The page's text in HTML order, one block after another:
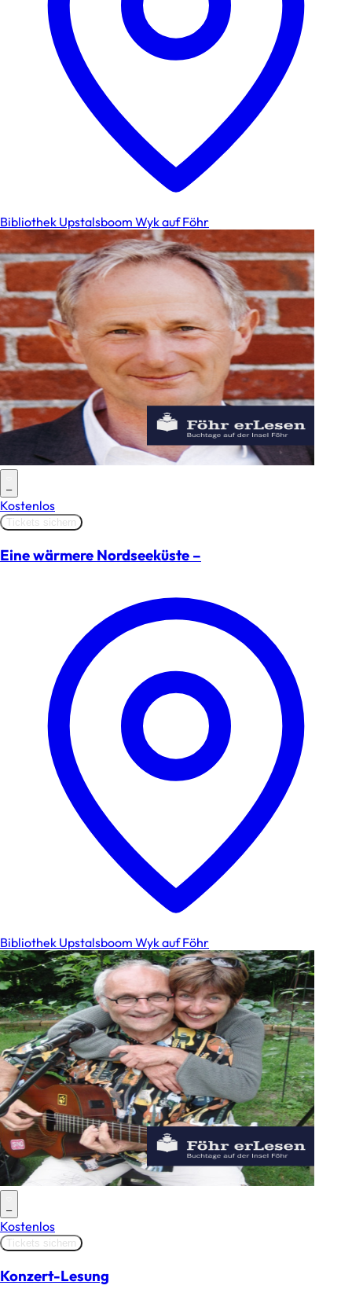
Bibliothek Upstalsboom Wyk auf Föhr
–
Kostenlos
Tickets sichern
Eine wärmere Nordseeküste –
Bibliothek Upstalsboom Wyk auf Föhr
–
Kostenlos
Tickets sichern
Konzert-Lesung